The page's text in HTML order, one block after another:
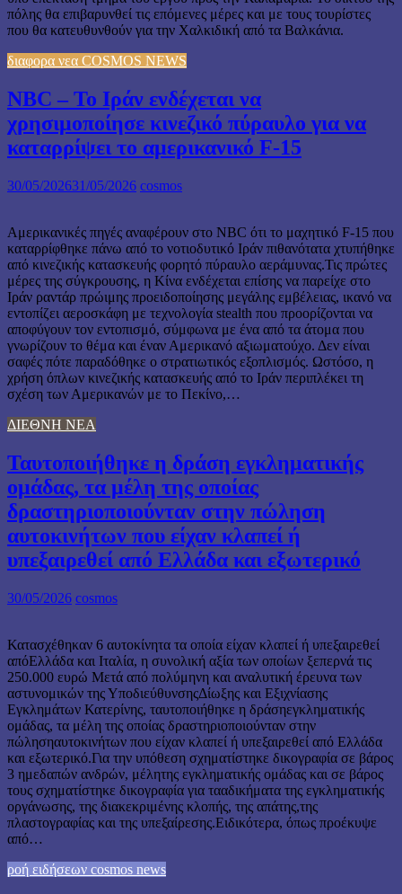
πόλης θα επιβαρυνθεί τις επόμενες μέρες και με τους τουρίστες
που θα κατευθυνθούν για την Χαλκιδική από τα Βαλκάνια.
διαφορα νεα COSMOS NEWS
NBC – Το Ιράν ενδέχεται να
χρησιμοποίησε κινεζικό πύραυλο για να
καταρρίψει το αμερικανικό F-15
30/05/202631/05/2026 cosmos
Αμερικανικές πηγές αναφέρουν στο NBC ότι το μαχητικό F‑15 που
καταρρίφθηκε πάνω από το νοτιοδυτικό Ιράν πιθανότατα χτυπήθηκε
από κινεζικής κατασκευής φορητό πύραυλο αεράμυνας.Τις πρώτες
μέρες της σύγκρουσης, η Κίνα ενδέχεται επίσης να παρείχε στο
Ιράν ραντάρ πρώιμης προειδοποίησης μεγάλης εμβέλειας, ικανό να
εντοπίζει αεροσκάφη με τεχνολογία stealth που προορίζονται να
αποφύγουν τον εντοπισμό, σύμφωνα με ένα από τα άτομα που
γνωρίζουν το θέμα και έναν Αμερικανό αξιωματούχο. Δεν είναι
σαφές πότε παραδόθηκε ο στρατιωτικός εξοπλισμός. Ωστόσο, η
χρήση όπλων κινεζικής κατασκευής από το Ιράν περιπλέκει τη
σχέση των Αμερικανών με το Πεκίνο,…
ΔΙΕΘΝΗ ΝΕΑ
Ταυτοποιήθηκε η δράση εγκληματικής
ομάδας, τα μέλη της οποίας
δραστηριοποιούνταν στην πώληση
αυτοκινήτων που είχαν κλαπεί ή
υπεξαιρεθεί από Ελλάδα και εξωτερικό
30/05/2026 cosmos
Κατασχέθηκαν 6 αυτοκίνητα τα οποία είχαν κλαπεί ή υπεξαιρεθεί
απόΕλλάδα και Ιταλία, η συνολική αξία των οποίων ξεπερνά τις
250.000 ευρώ Μετά από πολύμηνη και αναλυτική έρευνα των
αστυνομικών της ΥποδιεύθυνσηςΔίωξης και Εξιχνίασης
Εγκλημάτων Κατερίνης, ταυτοποιήθηκε η δράσηεγκληματικής
ομάδας, τα μέλη της οποίας δραστηριοποιούνταν στην
πώλησηαυτοκινήτων που είχαν κλαπεί ή υπεξαιρεθεί από Ελλάδα
και εξωτερικό.Για την υπόθεση σχηματίστηκε δικογραφία σε βάρος
3 ημεδαπών ανδρών, μέλητης εγκληματικής ομάδας και σε βάρος
τους σχηματίστηκε δικογραφία για τααδικήματα της εγκληματικής
οργάνωσης, της διακεκριμένης κλοπής, της απάτης,της
πλαστογραφίας και της υπεξαίρεσης.Ειδικότερα, όπως προέκυψε
από…
ροή ειδήσεων cosmos news